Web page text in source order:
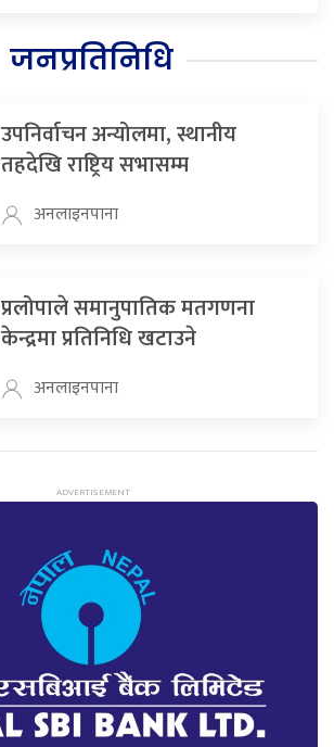
जनप्रतिनिधि
उपनिर्वाचन अन्योलमा, स्थानीय
तहदेखि राष्ट्रिय सभासम्म
अनलाइनपाना
प्रलोपाले समानुपातिक मतगणना
केन्द्रमा प्रतिनिधि खटाउने
अनलाइनपाना